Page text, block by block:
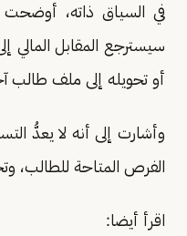
في السياق ذاته،
سيسترجع المقابل المالي
أو تحويله إلى ملف طالب
وأشارت إلى أنه لا يعدُّ
الفرص المتاحة للطالب،
اقرأ أيضا: